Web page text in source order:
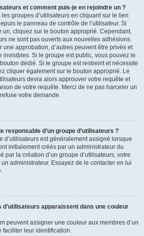
et comment puis-je en rejoindre un ?
groupes d’utilisateurs en cliquant sur le lien
le panneau de contrôle de l’utilisateur. Si
un, cliquez sur le bouton approprié. Cependant,
ne sont pas ouverts aux nouvelles adhésions.
approbation, d’autres peuvent être privés et
invisibles. Si le groupe est public, vous pouvez le
dédié. Si le groupe est restreint et nécessite
cliquer également sur le bouton approprié. Le
devra alors approuver votre requête et
de votre requête. Merci de ne pas harceler un
votre demande.
responsable d’un groupe d’utilisateurs ?
d’utilisateurs est généralement assigné lorsque
initialement créés par un administrateur du
par la création d’un groupe d’utilisateurs, votre
administrateur. Essayez de le contacter en lui
d’utilisateurs apparaissent dans une couleur
peuvent assigner une couleur aux membres d’un
faciliter leur identification.